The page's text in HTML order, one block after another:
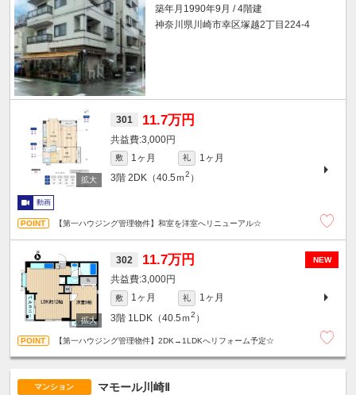
築年月1990年9月 / 4階建
神奈川県川崎市幸区塚越2丁目224-4
301 11.7万円
3,000円
敷 1ヶ月 礼
1ヶ月
3階 2DK（40.5ｍ2 ）
動画
【第一ハウジング管理物件】和室を洋室へリニューアル☆
NEW
302 11.7万円
3,000円
敷 1ヶ月 礼
1ヶ月
3階 1LDK（40.5ｍ2 ）
【第一ハウジング管理物件】2DK→1LDKへリフォーム予定☆
マンション マモール川崎Ⅱ